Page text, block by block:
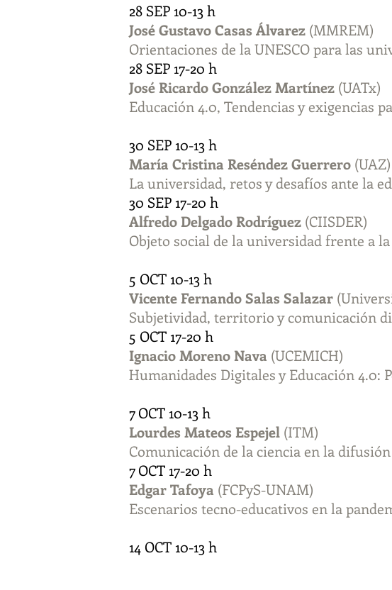
28 SEP 10-13 h
José Gustavo Casas Álvarez (MMREM)
Orientaciones de la UNESCO para las
28 SEP 17-20 h
José Ricardo González Martínez (UATx)
Educación 4.0, Tendencias y exigencias
30 SEP 10-13 h
María Cristina ReséndezGuerrero (UAZ)
La universidad, retos y desafíos ante la
30 SEP 17-20 h
Alfredo Delgado Rodríguez (CIISDER)
Objeto social de la universidad frente a
5 OCT 10-13 h
Vicente Fernando Salas Salazar
Subjetividad, territorio y comunicación
5 OCT 17-20 h
Ignacio Moreno Nava (UCEMICH)
Humanidades Digitales y Educación 4.0:
7 OCT 10-13 h
Lourdes Mateos Espejel (ITM)
Comunicación de la ciencia en la
7 OCT 17-20 h
Edgar Tafoya (FCPyS-UNAM)
Escenarios tecno-educativos en la
14 OCT 10-13 h